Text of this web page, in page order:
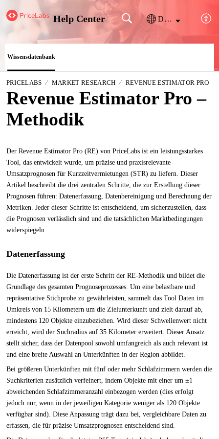
Help Center Deutsch
Wissensdatenbank
PRICELABS MARKET RESEARCH REVENUE ESTIMATOR PRO
Revenue Estimator Pro –
Methodik
Der Revenue Estimator Pro (RE) von PriceLabs ist ein leistungsstarkes
Tool, das entwickelt wurde, um präzise und praxisrelevante
Umsatzprognosen für Kurzzeitvermietungen (STR) zu liefern. Dieser
Artikel beschreibt die drei zentralen Schritte, die zur Erstellung dieser
Prognosen führen: Datenerfassung, Datenbereinigung und Berechnung der
Metriken. Jeder dieser Schritte ist entscheidend, um sicherzustellen, dass
die Prognosen verlässlich sind und die tatsächlichen Marktbedingungen
widerspiegeln.
Datenerfassung
Die Datenerfassung ist der erste Schritt der RE-Methodik und bildet die
Grundlage des gesamten Prognoseprozesses. Um eine belastbare und
repräsentative Stichprobe zu gewährleisten, sammelt das Tool Daten im
Umkreis von 15 Kilometern um die Zielunterkunft und zielt darauf ab,
mindestens 120 Objekte einzubeziehen. Wird dieser Schwellenwert nicht
erreicht, wird der Suchradius auf 35 Kilometer erweitert. Dieser Ansatz
stellt sicher, dass der Datenpool sowohl umfangreich als auch relevant ist
und eine breite Auswahl an Unterkünften in der Region abbildet.
Bei größeren Unterkünften mit fünf oder mehr Schlafzimmern werden die
Suchkriterien zusätzlich verfeinert, indem Objekte mit einer um ±1
abweichenden Schlafzimmeranzahl einbezogen werden (dies erfolgt
jedoch nur, wenn in der jeweiligen Kategorie weniger als 120 Objekte
verfügbar sind). Diese Anpassung trägt dazu bei, vergleichbare Daten zu
erfassen, die für präzise Umsatzprognosen entscheidend sind.